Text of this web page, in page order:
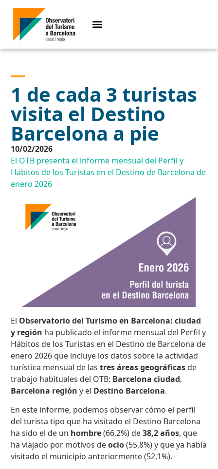
1 de cada 3 turistas
visita el Destino
Barcelona a pie
10/02/2026
El OTB presenta el informe mensual del Perfil y
Hábitos de los Turistas en el Destino de Barcelona de
enero 2026
El Observatorio del Turismo en Barcelona: ciudad
y región ha publicado el informe mensual del Perfil y
Hábitos de los Turistas en el Destino de Barcelona de
enero 2026 que incluye los datos sobre la actividad
turística mensual de las tres áreas geográficas de
trabajo habituales del OTB: Barcelona ciudad,
Barcelona región y el Destino Barcelona.
En este informe, podemos observar cómo el perfil
del turista tipo que ha visitado el Destino Barcelona
ha sido el de un hombre(66,2%) de38,2 años, que
ha viajado por motivos deocio(55,8%) y que ya había
visitado el municipio anteriormente (52,1%).